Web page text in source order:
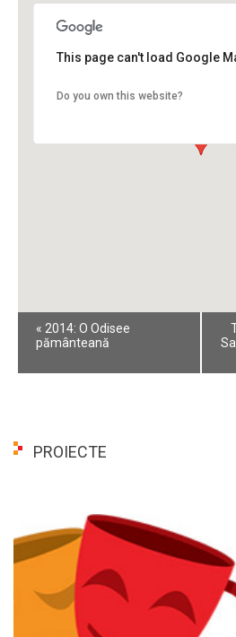
This page can't load Google
Do you own this website?
Event
Navigation
« 2014: O Odisee
pământeană
PROIECTE